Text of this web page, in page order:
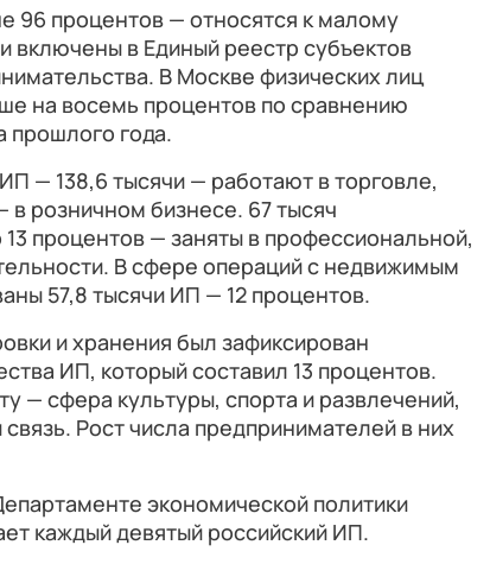
96 процентов — относятся к малому
включены в Единый реестр субъектов
В Москве физических лиц
на восемь процентов по сравнению
прошлого года.
— 138,6 тысячи — работают в торговле,
в розничном бизнесе. 67 тысяч
процентов — заняты в профессиональной,
В сфере операций с недвижимым
57,8 тысячи ИП — 12 процентов.
и хранения был зафиксирован
ИП, который составил 13 процентов.
— сфера культуры, спорта и развлечений,
Рост числа предпринимателей в них
экономической политики
каждый девятый российский ИП.